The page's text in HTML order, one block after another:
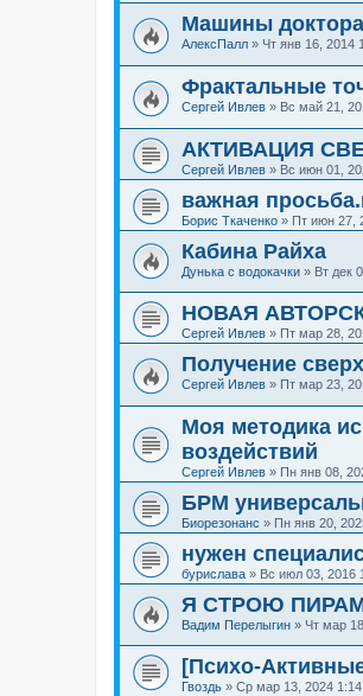
Машины
АлексПалл » Чт янв 16, 2014
Фрактальные
Сергей Ивлев » Вс май 21,
АКТИВАЦИЯ
Сергей Ивлев » Вс июн 01,
важная
Борис Ткаченко » Пт июн 27,
Кабина Райха
Дунька с водокачки » Вт дек
НОВАЯ
Сергей Ивлев » Пт мар 28,
Получение
Сергей Ивлев » Пт мар 23,
Моя методика
воздействий
Сергей Ивлев » Пн янв 08,
БРМ
Биорезонанс » Пн янв 20,
нужен
бурислава » Вс июл 03, 2016
Я СТРОЮ
Вадим Перелыгин » Чт мар
[Психо-
Гвоздь » Ср мар 13, 2024 1:14